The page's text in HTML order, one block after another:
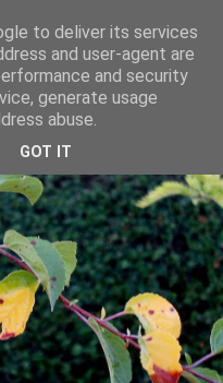
to deliver its services
and user-agent are
and security
generate usage
abuse.
GOT IT